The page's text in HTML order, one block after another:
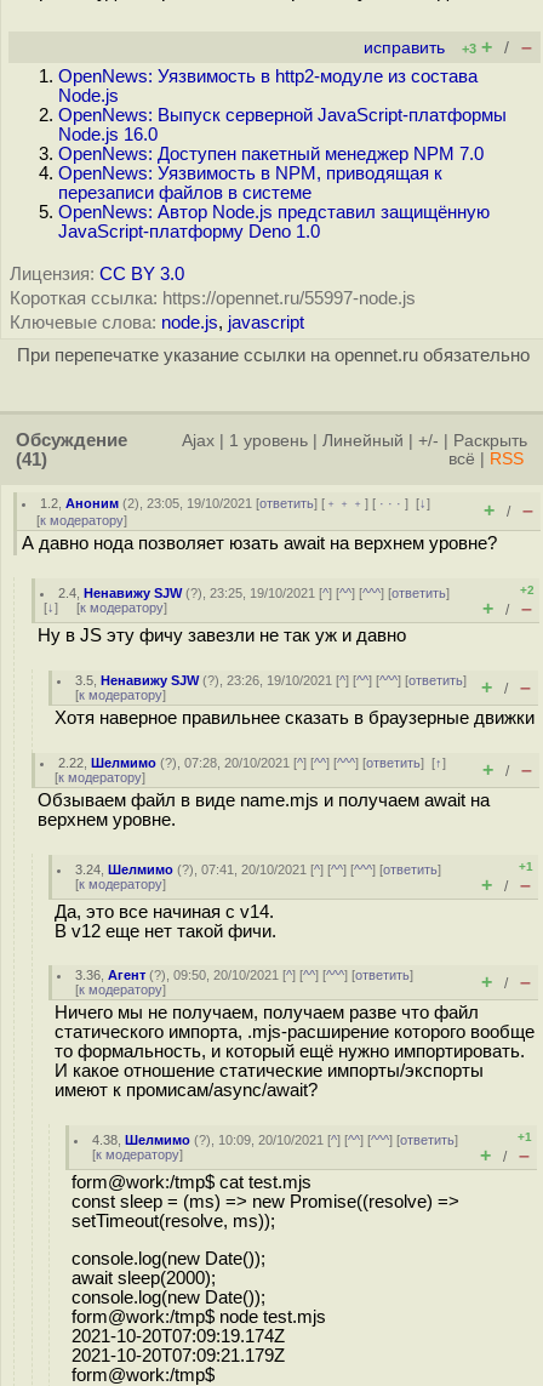
исправить +3 + / –
OpenNews: Уязвимость в http2-модуле из состава
Node.js
OpenNews: Выпуск серверной JavaScript-платформы
Node.js 16.0
OpenNews: Доступен пакетный менеджер NPM 7.0
OpenNews: Уязвимость в NPM, приводящая к
перезаписи файлов в системе
OpenNews: Автор Node.js представил защищённую
JavaScript-платформу Deno 1.0
Лицензия: CC BY 3.0
Короткая ссылка: https://opennet.ru/55997-node.js
Ключевые слова: node.js, javascript
При перепечатке указание ссылки на opennet.ru обязательно
Обсуждение
(41)
Ajax 1 уровень Линейный +/-
Раскрыть
всё
RSS
1.2 ,Аноним (2), 23:05, 19/10/2021 [ответить] [ ﹢﹢﹢] [ · · ·][↓]
[к модератору] + / –
А давно нода позволяет юзать await на верхнем уровне?
2.4 ,Ненавижу SJW(?), 23:25, 19/10/2021 [^] [^^] [^^^] [ответить]
[↓] [к модератору]
+2
+ / –
Ну в JS эту фичу завезли не так уж и давно
3.5 ,Ненавижу SJW(?), 23:26, 19/10/2021 [^] [^^] [^^^] [ответить]
[к модератору] + / –
Хотя наверное правильнее сказать в браузерные движки
2.22 ,Шелмимо (?), 07:28, 20/10/2021 [^] [^^] [^^^] [ответить][↑]
[к модератору] + / –
Обзываем файл в виде name.mjs и получаем await на
верхнем уровне.
3.24 ,Шелмимо (?), 07:41, 20/10/2021 [^] [^^] [^^^] [ответить]
[к модератору]
+1
+ / –
Да, это все начиная с v14.
В v12 еще нет такой фичи.
3.36 ,Агент (?), 09:50, 20/10/2021 [^] [^^] [^^^] [ответить]
[к модератору] + / –
Ничего мы не получаем, получаем разве что файл
статического импорта, .mjs-расширение которого вообще
то формальность, и который ещё нужно импортировать.
И какое отношение статические импорты/экспорты
имеют к промисам/async/await?
4.38 ,Шелмимо (?), 10:09, 20/10/2021 [^] [^^] [^^^] [ответить]
[к модератору]
+1
+ / –
form@work:/tmp$ cat test.mjs
const sleep = (ms) => new Promise((resolve) =>
setTimeout(resolve, ms));
console.log(new Date());
await sleep(2000);
console.log(new Date());
form@work:/tmp$ node test.mjs
2021-10-20T07:09:19.174Z
2021-10-20T07:09:21.179Z
form@work:/tmp$